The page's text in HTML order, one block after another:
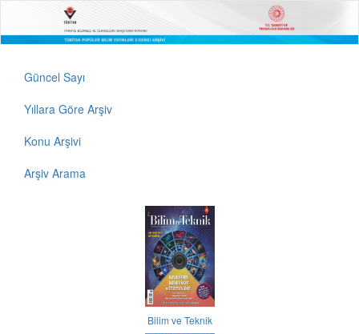
Güncel Sayı
Yıllara Göre Arşiv
Konu Arşivi
Arşiv Arama
Bilim ve Teknik